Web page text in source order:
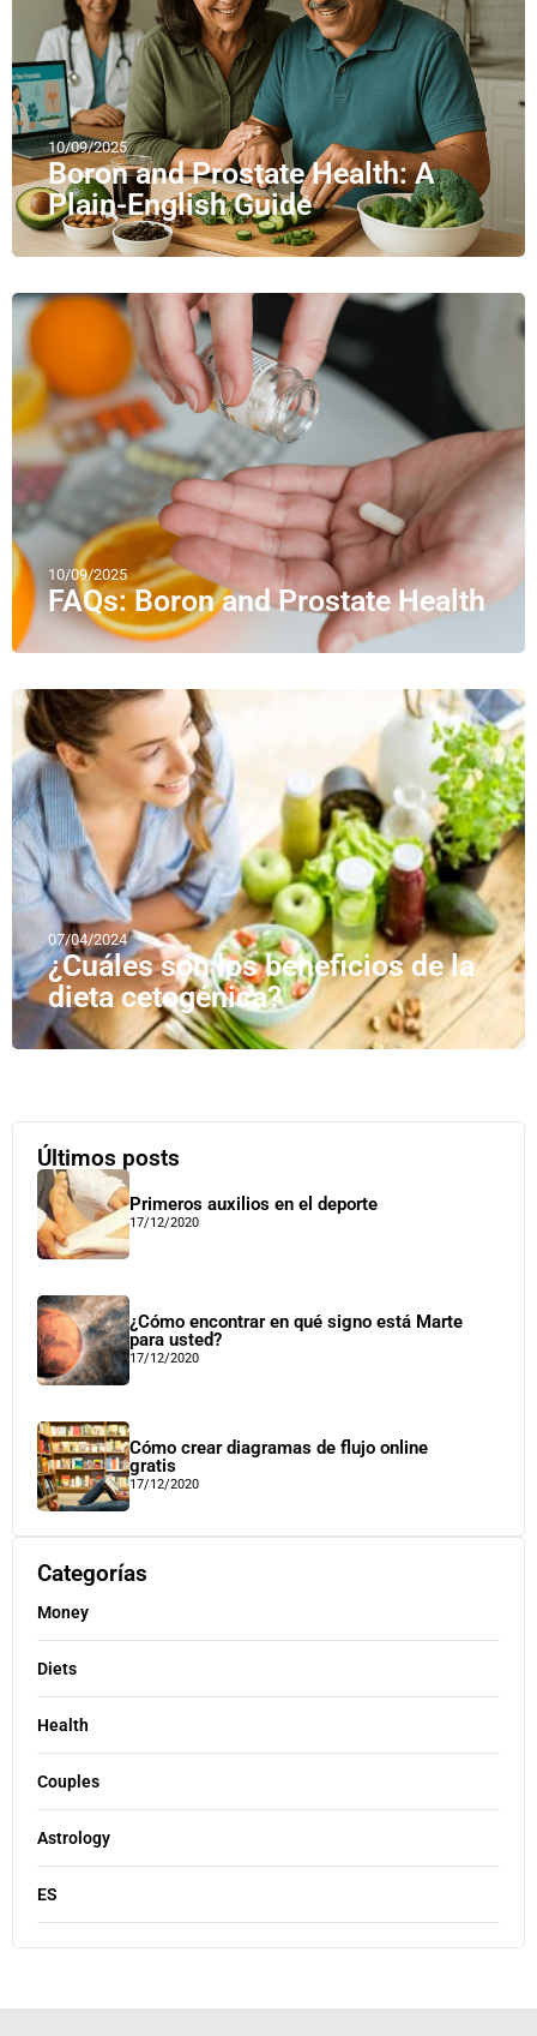
10/09/2025
Boron and Prostate Health: A
Plain-English Guide
10/09/2025
FAQs: Boron and Prostate Health
07/04/2024
¿Cuáles son los beneficios de la
dieta cetogénica?
Últimos posts
Primeros auxilios en el deporte
17/12/2020
¿Cómo encontrar en qué signo está Marte
para usted?
17/12/2020
Cómo crear diagramas de flujo online
gratis
17/12/2020
Categorías
Money
Diets
Health
Couples
Astrology
ES